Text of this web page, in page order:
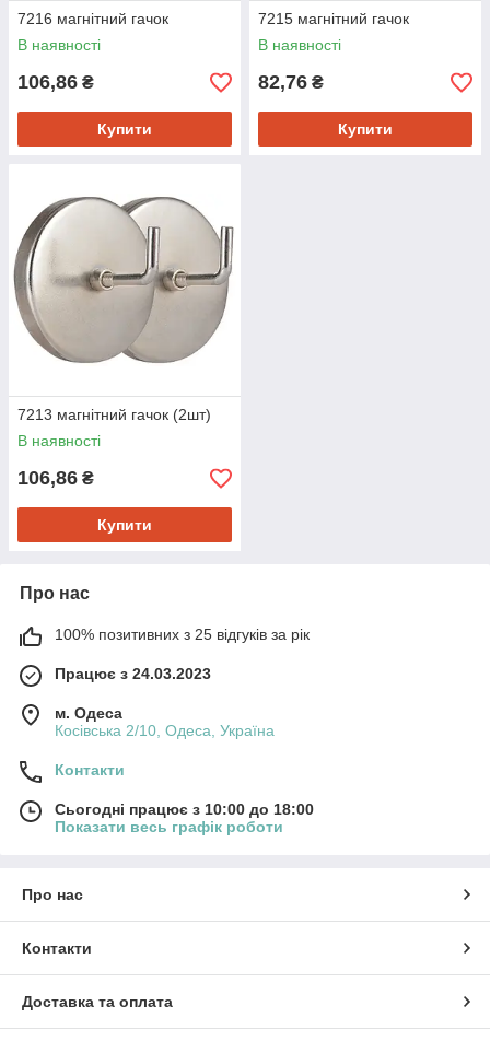
7216 магнітний гачок
В наявності
106,86 ₴
Купити
7215 магнітний гачок
В наявності
82,76 ₴
Купити
7213 магнітний гачок (2шт)
В наявності
106,86 ₴
Купити
Про нас
100% позитивних з 25 відгуків за рік
Працює з 24.03.2023
м. Одеса
Косівська 2/10, Одеса, Україна
Контакти
Сьогодні працює з 10:00 до 18:00
Показати весь графік роботи
Про нас
Контакти
Доставка та оплата